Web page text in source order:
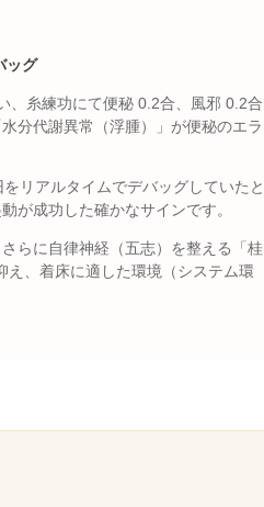
ッグ
、糸練功にて便秘 0.2合、風邪 0.2合
分代謝異常（浮腫）」が便秘のエラ
リアルタイムでデバッグしていたと
が成功した確かなサインです。
らに自律神経（五志）を整える「桂
、着床に適した環境（システム環